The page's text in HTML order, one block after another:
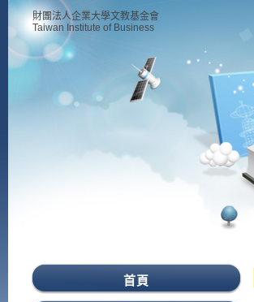
財團法人企業大學文教基金會
Taiwan Institute of Business
首頁